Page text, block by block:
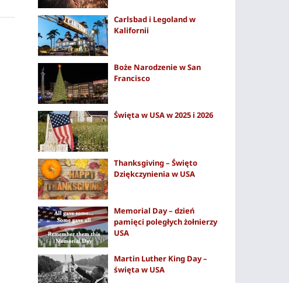
Carlsbad i Legoland w
Kalifornii
Boże Narodzenie w San
Francisco
Święta w USA w 2025 i 2026
Thanksgiving – Święto
Dziękczynienia w USA
Memorial Day – dzień
pamięci poległych żołnierzy
USA
Martin Luther King Day –
święta w USA